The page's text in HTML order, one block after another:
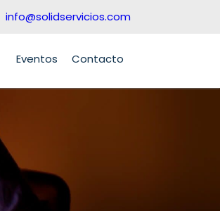
info@solidservicios.com
Eventos Contacto